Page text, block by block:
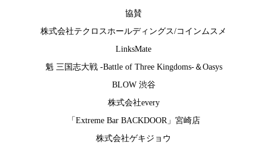
協賛
株式会社テクロスホールディングス/コインムスメ
LinksMate
魁 三国志大戦 -Battle of Three Kingdoms-＆ Oasys
BLOW 渋谷
株式会社every
「Extreme Bar BACKDOOR」宮崎店
株式会社ゲキジョウ